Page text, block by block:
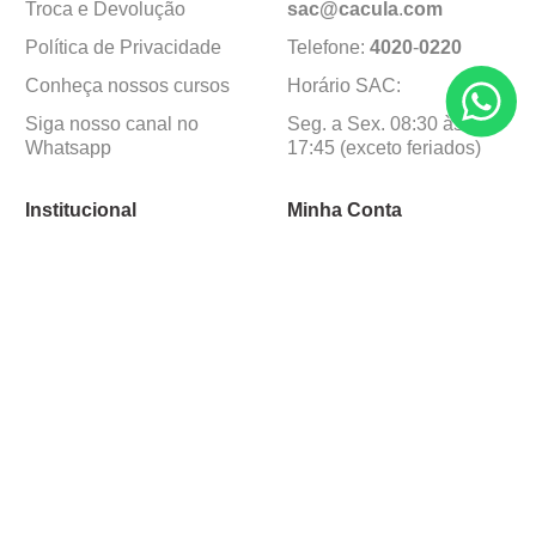
Troca e Devolução
Política de Privacidade
Conheça nossos cursos
Siga nosso canal no
Whatsapp
sac@cacula.com
Telefone: 4020-0220
Horário SAC:
Seg. a Sex. 08:30 às
17:45 (exceto feriados)
Institucional Minha Conta